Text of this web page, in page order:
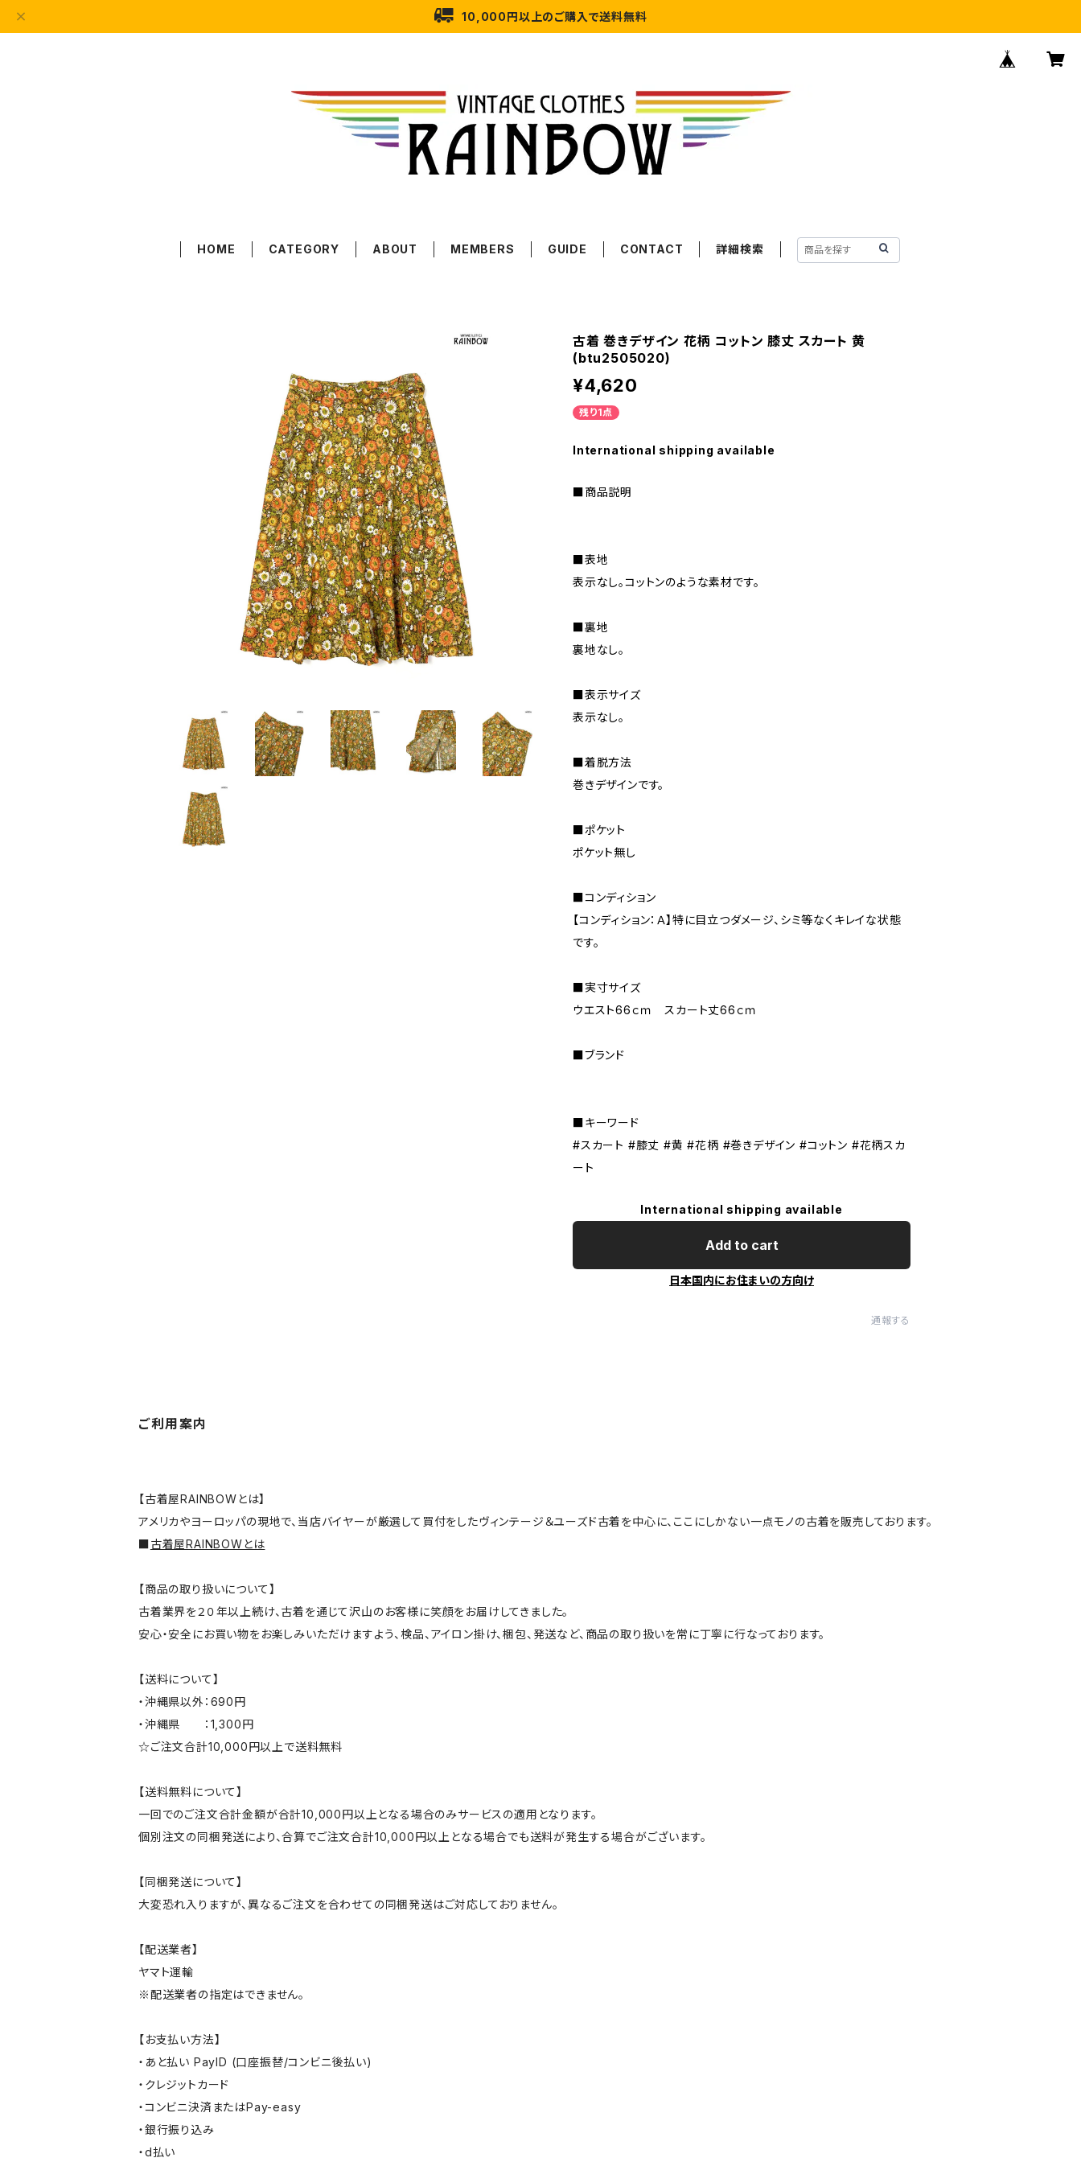
10,000円以上のご購入で送料無料
HOME CATEGORY ABOUT MEMBERS GUIDE CONTACT 詳細検索
古着 巻きデザイン 花柄 コットン 膝丈 スカート 黄
(btu2505020)
¥4,620
残り1点
International shipping available
■商品説明
■表地
表示なし。コットンのような素材です。
■裏地
裏地なし。
■表示サイズ
表示なし。
■着脱方法
巻きデザインです。
■ポケット
ポケット無し
■コンディション
【コンディション：Ａ】特に目立つダメージ、シミ等なくキレイな状態
です。
■実寸サイズ
ウエスト66ｃｍ スカート丈66ｃｍ
■ブランド
■キーワード
#スカート #膝丈 #黄 #花柄 #巻きデザイン #コットン #花柄スカ
ート
International shipping available
Add to cart
日本国内にお住まいの方向け
通報する
ご利用案内
【古着屋RAINBOWとは】
アメリカやヨーロッパの現地で、当店バイヤーが厳選して買付をしたヴィンテージ＆ユーズド古着を中心に、ここにしかない一点モノの古着を販売しております。
■古着屋RAINBOWとは
【商品の取り扱いについて】
古着業界を２０年以上続け、古着を通じて沢山のお客様に笑顔をお届けしてきました。
安心・安全にお買い物をお楽しみいただけますよう、検品、アイロン掛け、梱包、発送など、商品の取り扱いを常に丁寧に行なっております。
【送料について】
・沖縄県以外：690円
・沖縄県 ：1,300円
☆ご注文合計10,000円以上で送料無料
【送料無料について】
一回でのご注文合計金額が合計10,000円以上となる場合のみサービスの適用となります。
個別注文の同梱発送により、合算でご注文合計10,000円以上となる場合でも送料が発生する場合がございます。
【同梱発送について】
大変恐れ入りますが、異なるご注文を合わせての同梱発送はご対応しておりません。
【配送業者】
ヤマト運輸
※配送業者の指定はできません。
【お支払い方法】
・あと払い PayID (口座振替/コンビニ後払い)
・クレジットカード
・コンビニ決済またはPay-easy
・銀行振り込み
・d払い